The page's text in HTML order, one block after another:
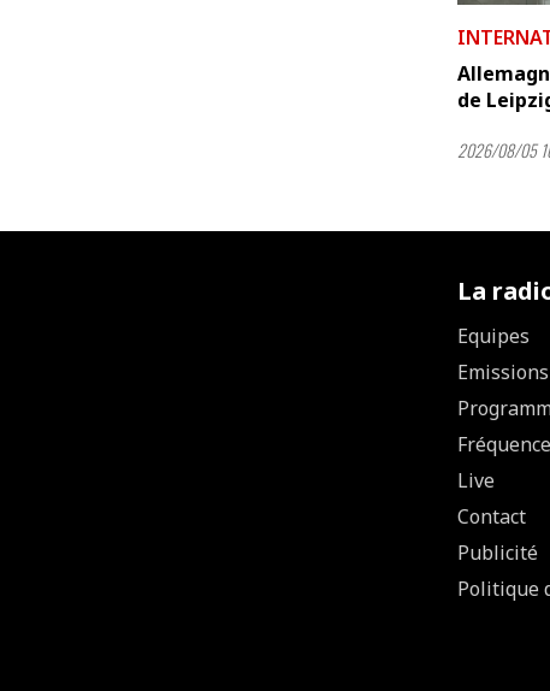
de
2026/08/05
La
Equipes
Emissions
Live
Contact
Publicité
Politique